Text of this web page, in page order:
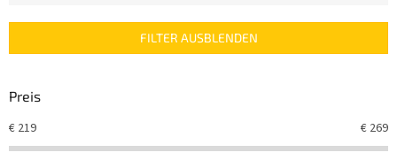
k
s
r
t
FILTER AUSBLENDEN
Preis
€ 219 € 269